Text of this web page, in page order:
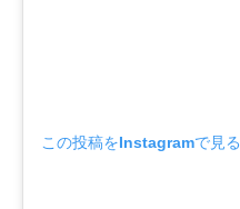
この投稿をInstagramで見る